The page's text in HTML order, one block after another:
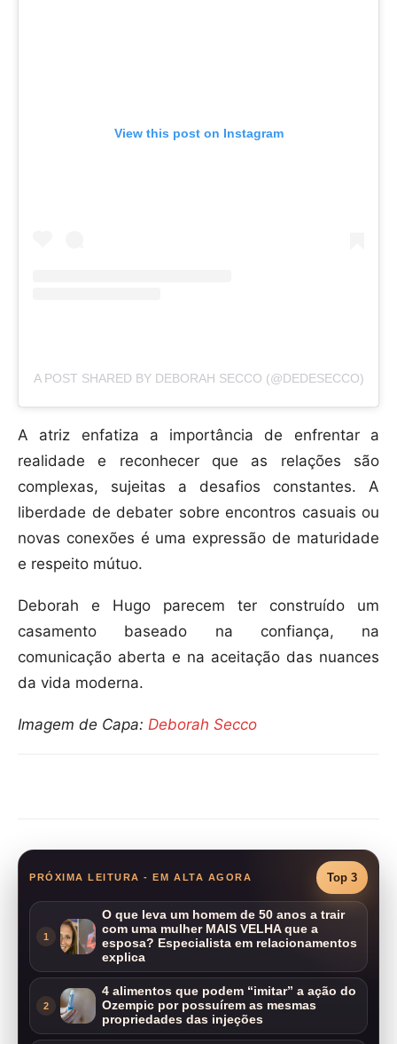
View this post on Instagram
A POST SHARED BY DEBORAH SECCO (@DEDESECCO)
A atriz enfatiza a importância de enfrentar a
realidade e reconhecer que as relações são
complexas, sujeitas a desafios constantes. A
liberdade de debater sobre encontros casuais ou
novas conexões é uma expressão de maturidade
e respeito mútuo.
Deborah e Hugo parecem ter construído um
casamento baseado na confiança, na
comunicação aberta e na aceitação das nuances
da vida moderna.
Imagem de Capa: Deborah Secco
PRÓXIMA LEITURA - EM ALTA AGORA Top 3
1
O que leva um homem de 50 anos a trair
com uma mulher MAIS VELHA que a
esposa? Especialista em relacionamentos
explica
2
4 alimentos que podem “imitar” a ação do
Ozempic por possuírem as mesmas
propriedades das injeções